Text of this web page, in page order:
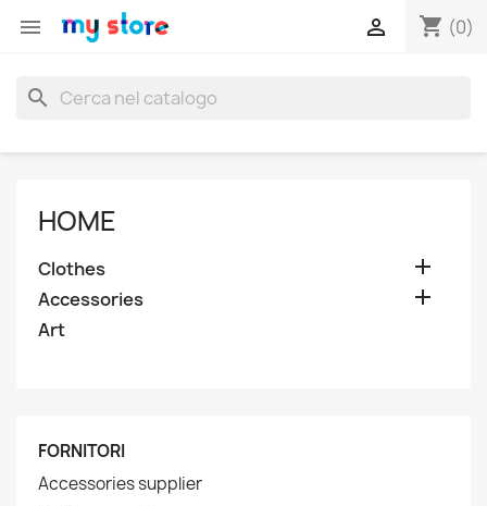
 shopping_cart (0)

search
HOME
Clothes 
Accessories 
Art
FORNITORI
Accessories supplier